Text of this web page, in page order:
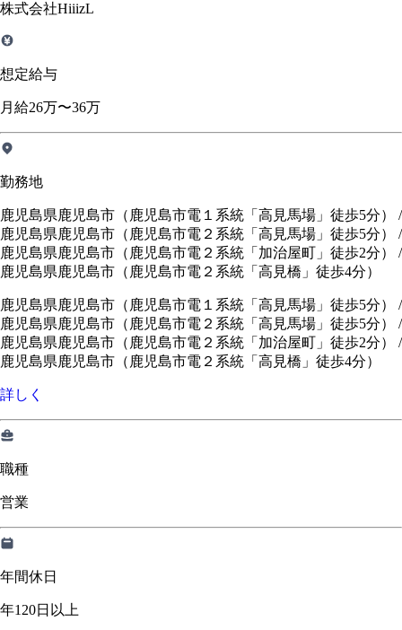
株式会社HiiizL
想定給与
月給26万〜36万
勤務地
鹿児島県鹿児島市（鹿児島市電１系統「高見馬場」徒歩5分） /
鹿児島県鹿児島市（鹿児島市電２系統「高見馬場」徒歩5分） /
鹿児島県鹿児島市（鹿児島市電２系統「加治屋町」徒歩2分） /
鹿児島県鹿児島市（鹿児島市電２系統「高見橋」徒歩4分）
鹿児島県鹿児島市（鹿児島市電１系統「高見馬場」徒歩5分）
/
鹿児島県鹿児島市（鹿児島市電２系統「高見馬場」徒歩5分）
/
鹿児島県鹿児島市（鹿児島市電２系統「加治屋町」徒歩2分）
/
鹿児島県鹿児島市（鹿児島市電２系統「高見橋」徒歩4分）
詳しく
職種
営業
年間休日
年120日以上